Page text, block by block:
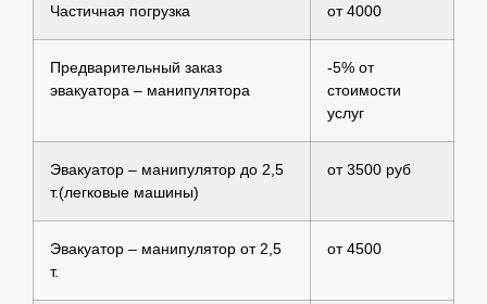
Частичная погрузка от 4000
Предварительный заказ
эвакуатора – манипулятора
-5% от
стоимости
услуг
Эвакуатор – манипулятор до 2,5
т.(легковые машины)
от 3500 руб
Эвакуатор – манипулятор от 2,5
т.
от 4500